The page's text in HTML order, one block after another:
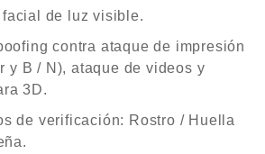
de luz visible.
contra ataque de impresión
y B / N), ataque de videos y
3D.
de verificación: Rostro / Huella